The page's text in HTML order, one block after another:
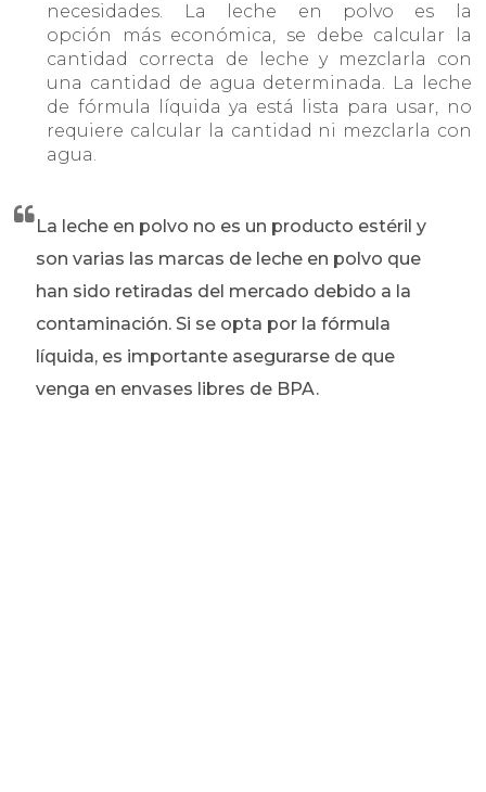
necesidades. La leche en polvo es la
opción más económica, se debe calcular la
cantidad correcta de leche y mezclarla con
una cantidad de agua determinada. La leche
de fórmula líquida ya está lista para usar, no
requiere calcular la cantidad ni mezclarla con
agua.
La leche en polvo no es un producto estéril y
son varias las marcas de leche en polvo que
han sido retiradas del mercado debido a la
contaminación. Si se opta por la fórmula
líquida, es importante asegurarse de que
venga en envases libres de BPA.